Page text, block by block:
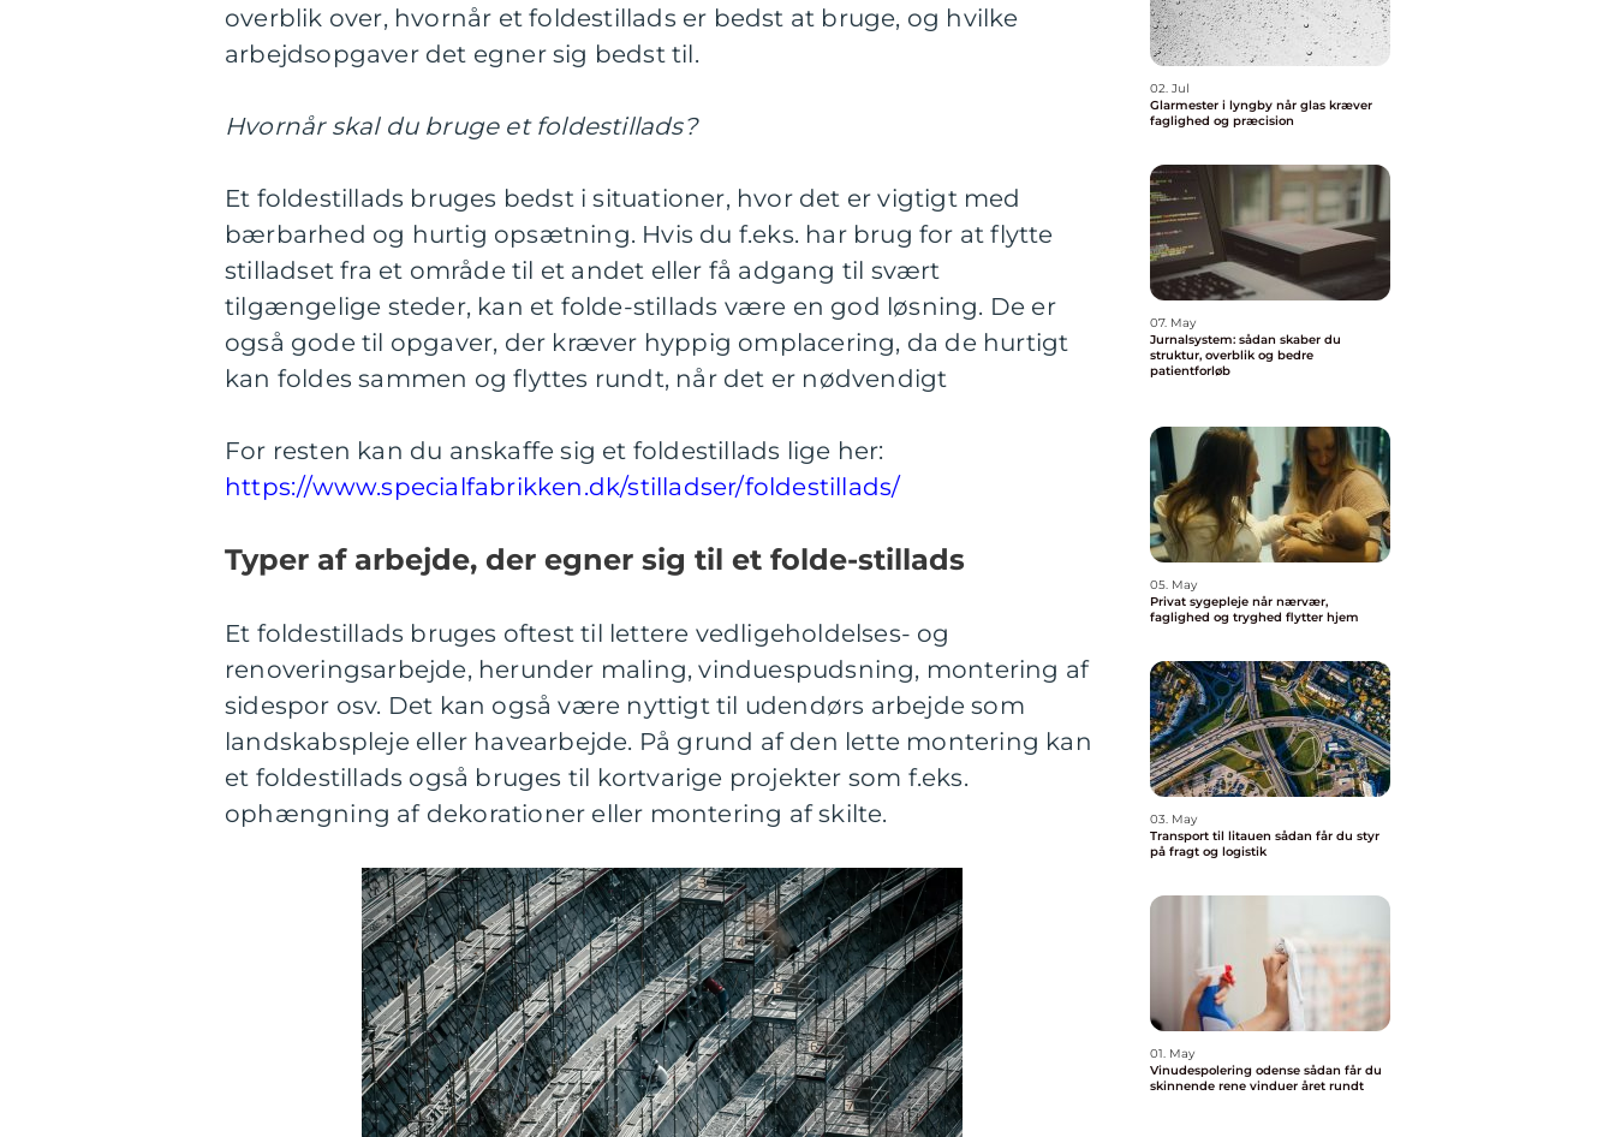
overblik over, hvornår et foldestillads er bedst at bruge, og hvilke
arbejdsopgaver det egner sig bedst til.
Hvornår skal du bruge et foldestillads?
Et foldestillads bruges bedst i situationer, hvor det er vigtigt med
bærbarhed og hurtig opsætning. Hvis du f.eks. har brug for at flytte
stilladset fra et område til et andet eller få adgang til svært
tilgængelige steder, kan et folde-stillads være en god løsning. De er
også gode til opgaver, der kræver hyppig omplacering, da de hurtigt
kan foldes sammen og flyttes rundt, når det er nødvendigt
For resten kan du anskaffe sig et foldestillads lige her:
https://www.specialfabrikken.dk/stilladser/foldestillads/
Typer af arbejde, der egner sig til et folde-stillads
Et foldestillads bruges oftest til lettere vedligeholdelses- og
renoveringsarbejde, herunder maling, vinduespudsning, montering af
sidespor osv. Det kan også være nyttigt til udendørs arbejde som
landskabspleje eller havearbejde. På grund af den lette montering kan
et foldestillads også bruges til kortvarige projekter som f.eks.
ophængning af dekorationer eller montering af skilte.
02. Jul
Glarmester i lyngby når glas kræver
faglighed og præcision
07. May
Jurnalsystem: sådan skaber du
struktur, overblik og bedre
patientforløb
05. May
Privat sygepleje når nærvær,
faglighed og tryghed flytter hjem
03. May
Transport til litauen sådan får du styr
på fragt og logistik
01. May
Vinudespolering odense sådan får du
skinnende rene vinduer året rundt